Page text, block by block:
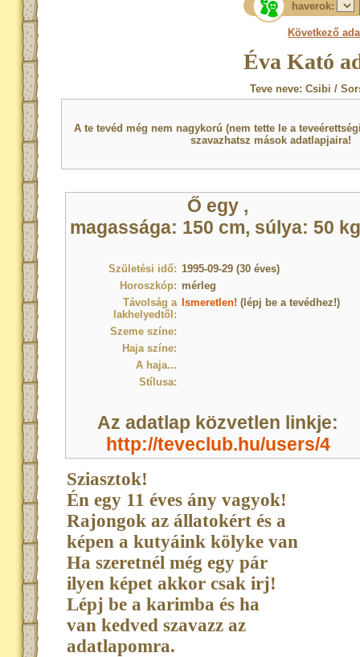
haverok:
Következő
Éva Kató
Teve neve: Csibi /
A te tevéd még nem nagykorú (nem tette le a
szavazhatsz mások adatlapjaira!
Ő egy ,
magassága: 150 cm, súlya: 50
Születési idő: 1995-09-29 (30 éves)
Horoszkóp: mérleg
Távolság a
lakhelyedtől:
Ismeretlen! (lépj be a tevédhez!)
Szeme színe:
Haja színe:
A haja...
Stílusa:
Az adatlap közvetlen linkje:
http://teveclub.hu/users/4
Sziasztok!
Én egy 11 éves ány vagyok!
Rajongok az állatokért és a
képen a kutyáink kölyke van
Ha szeretnél még egy pár
ilyen képet akkor csak irj!
Lépj be a karimba és ha
van kedved szavazz az
adatlapomra.